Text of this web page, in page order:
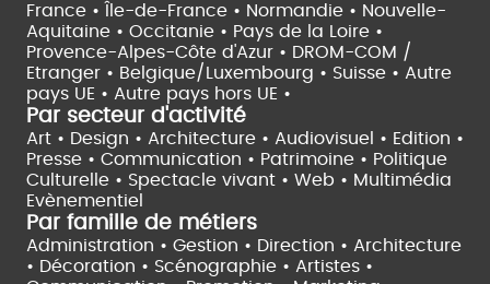
France •
Île-de-France • Normandie • Nouvelle-
Aquitaine • Occitanie • Pays de la Loire •
Provence-Alpes-Côte d'Azur • DROM-COM /
Etranger • Belgique/Luxembourg • Suisse • Autre
pays UE • Autre pays hors UE •
Par secteur d'activité
Art • Design • Architecture • Audiovisuel • Edition •
Presse • Communication • Patrimoine • Politique
Culturelle • Spectacle vivant • Web • Multimédia
Evènementiel
Par famille de métiers
Administration • Gestion • Direction • Architecture
• Décoration • Scénographie • Artistes •